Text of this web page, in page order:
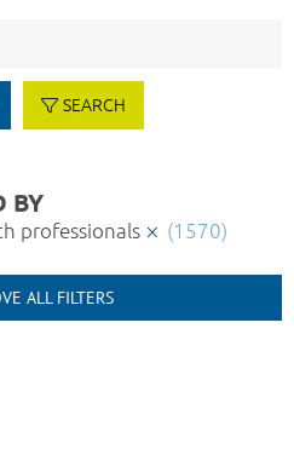
SEARCH
BY
professionals (1570)
ALL FILTERS